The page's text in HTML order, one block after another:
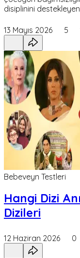
disiplinini
13 Mayıs 2026 5
Bebeveyn Testleri
Hangi Dizi
Dizileri
12 Haziran 2026 0